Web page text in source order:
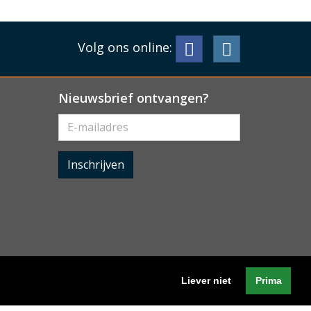
Liever niet Prima
Volg ons online:
Nieuwsbrief ontvangen?
Inschrijven
Privacyverklaring